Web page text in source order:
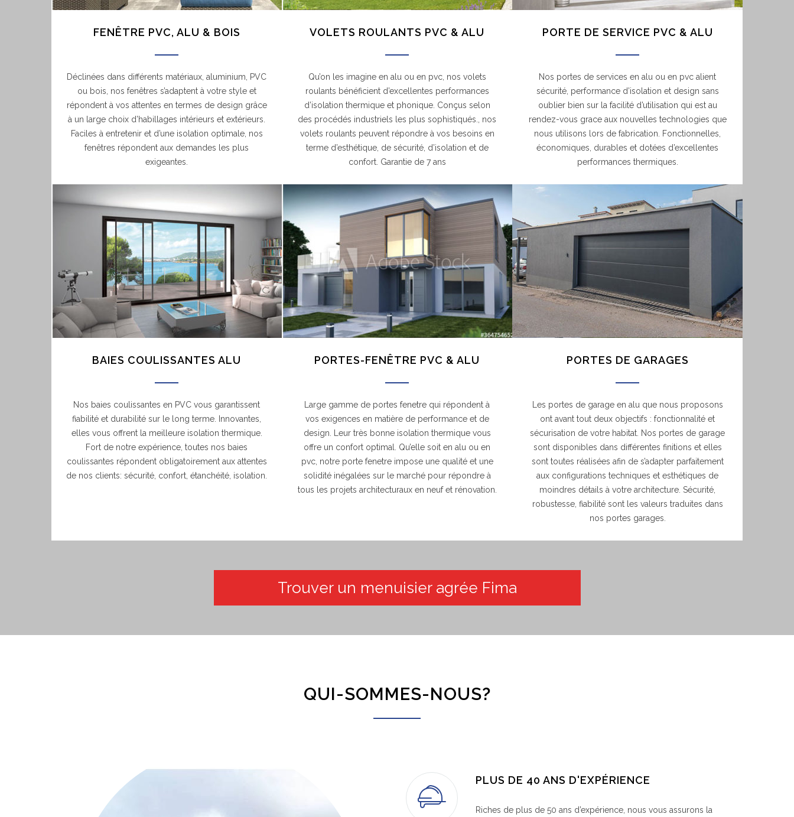
FENÊTRE PVC, ALU & BOIS
Déclinées dans différents matériaux, aluminium, PVC
ou bois, nos fenêtres s’adaptent à votre style et
répondent à vos attentes en termes de design grâce
à un large choix d’habillages intérieurs et extérieurs.
Faciles à entretenir et d’une isolation optimale, nos
fenêtres répondent aux demandes les plus
exigeantes.
VOLETS ROULANTS PVC & ALU
Qu’on les imagine en alu ou en pvc, nos volets
roulants bénéficient d’excellentes performances
d’isolation thermique et phonique. Conçus selon
des procédés industriels les plus sophistiqués., nos
volets roulants peuvent répondre à vos besoins en
terme d’esthétique, de sécurité, d’isolation et de
confort. Garantie de 7 ans
PORTE DE SERVICE PVC & ALU
Nos portes de services en alu ou en pvc alient
sécurité, performance d’isolation et design sans
oublier bien sur la facilité d’utilisation qui est au
rendez-vous grace aux nouvelles technologies que
nous utilisons lors de fabrication. Fonctionnelles,
économiques, durables et dotées d’excellentes
performances thermiques.
BAIES COULISSANTES ALU
Nos baies coulissantes en PVC vous garantissent
fiabilité et durabilité sur le long terme. Innovantes,
elles vous offrent la meilleure isolation thermique.
Fort de notre expérience, toutes nos baies
coulissantes répondent obligatoirement aux attentes
de nos clients: sécurité, confort, étanchéité, isolation.
PORTES-FENÊTRE PVC & ALU
Large gamme de portes fenetre qui répondent à
vos exigences en matière de performance et de
design. Leur très bonne isolation thermique vous
offre un confort optimal. Qu’elle soit en alu ou en
pvc, notre porte fenetre impose une qualité et une
solidité inégalées sur le marché pour répondre à
tous les projets architecturaux en neuf et rénovation.
PORTES DE GARAGES
Les portes de garage en alu que nous proposons
ont avant tout deux objectifs : fonctionnalité et
sécurisation de votre habitat. Nos portes de garage
sont disponibles dans différentes finitions et elles
sont toutes réalisées afin de s’adapter parfaitement
aux configurations techniques et esthétiques de
moindres détails à votre architecture. Sécurité,
robustesse, fiabilité sont les valeurs traduites dans
nos portes garages.
Trouver un menuisier agrée Fima
QUI-SOMMES-NOUS?
PLUS DE 40 ANS D'EXPÉRIENCE
Riches de plus de 50 ans d’expérience, nous vous assurons la